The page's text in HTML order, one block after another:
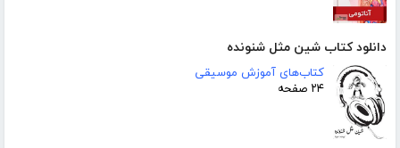
دانلود کتاب شین مثل شنونده
کتاب‌های آموزش موسیقی
۲۴ صفحه